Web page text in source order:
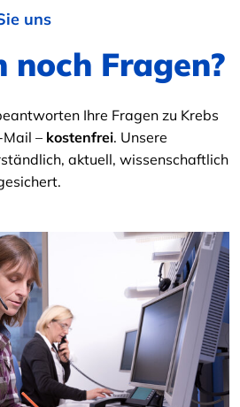
uns
noch Fragen?
Ihre Fragen zu Krebs
Mail – kostenfrei. Unsere
aktuell, wissenschaftlich